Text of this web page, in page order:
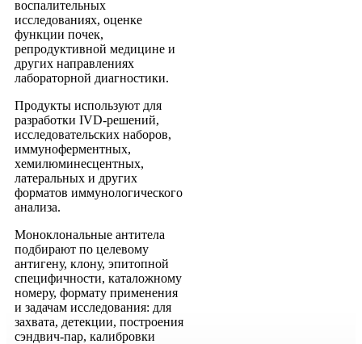
воспалительных
исследованиях, оценке
функции почек,
репродуктивной медицине и
других направлениях
лабораторной диагностики.
Продукты используют для
разработки IVD-решений,
исследовательских наборов,
иммуноферментных,
хемилюминесцентных,
латеральных и других
форматов иммунологического
анализа.
Моноклональные антитела
подбирают по целевому
антигену, клону, эпитопной
специфичности, каталожному
номеру, формату применения
и задачам исследования: для
захвата, детекции, построения
сэндвич-пар, калибровки